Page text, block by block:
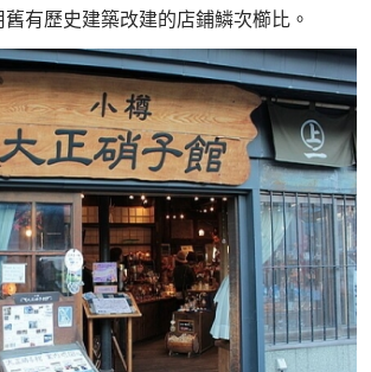
有歷史建築改建的店鋪鱗次櫛比。